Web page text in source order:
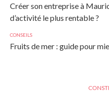
Créer son entreprise à
d’activité le plus rentable ?
CONSEILS
Fruits de mer : guide pour